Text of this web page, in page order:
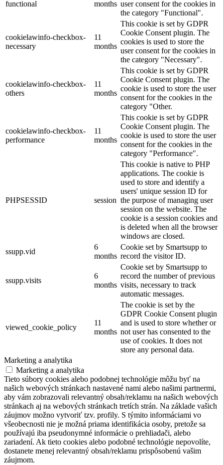
functional
months user consent for the cookies in
the category "Functional".
cookielawinfo-checkbox-
necessary
11
months
This cookie is set by GDPR
Cookie Consent plugin. The
cookies is used to store the
user consent for the cookies in
the category "Necessary".
cookielawinfo-checkbox-
others
11
months
This cookie is set by GDPR
Cookie Consent plugin. The
cookie is used to store the user
consent for the cookies in the
category "Other.
cookielawinfo-checkbox-
performance
11
months
This cookie is set by GDPR
Cookie Consent plugin. The
cookie is used to store the user
consent for the cookies in the
category "Performance".
PHPSESSID session
This cookie is native to PHP
applications. The cookie is
used to store and identify a
users' unique session ID for
the purpose of managing user
session on the website. The
cookie is a session cookies and
is deleted when all the browser
windows are closed.
ssupp.vid
6
months
Cookie set by Smartsupp to
record the visitor ID.
ssupp.visits
6
months
Cookie set by Smartsupp to
record the number of previous
visits, necessary to track
automatic messages.
viewed_cookie_policy
11
months
The cookie is set by the
GDPR Cookie Consent plugin
and is used to store whether or
not user has consented to the
use of cookies. It does not
store any personal data.
Marketing a analytika
Marketing a analytika
Tieto súbory cookies alebo podobnej technológie môžu byť na
našich webových stránkach nastavené nami alebo našimi partnermi,
aby vám zobrazovali relevantný obsah/reklamu na našich webových
stránkach aj na webových stránkach tretích strán. Na základe vašich
záujmov možno vytvoriť tzv. profily. S týmito informáciami vo
všeobecnosti nie je možná priama identifikácia osoby, pretože sa
používajú iba pseudonymné informácie o prehliadači, alebo
zariadení. Ak tieto cookies alebo podobné technológie nepovolíte,
dostanete menej relevantný obsah/reklamu prispôsobenú vašim
záujmom.